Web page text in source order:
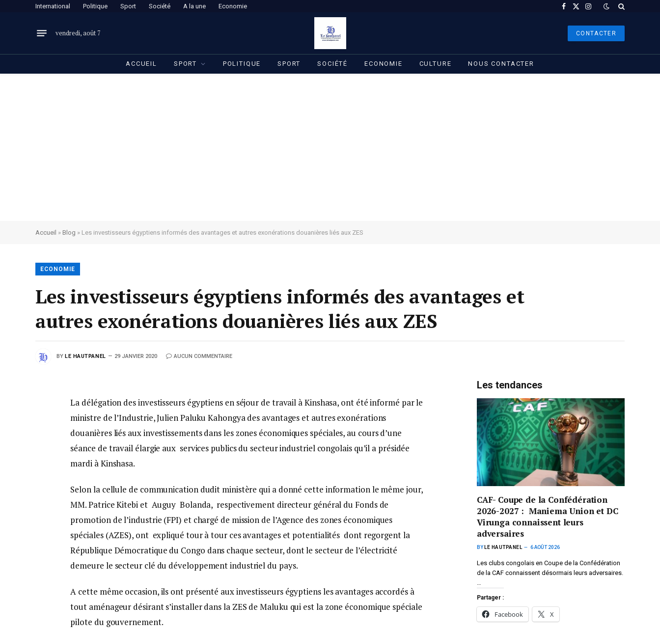
International Politique Sport Société A la une Economie Facebook
X
Instagram
vendredi, août 7 CONTACTER
ACCUEIL SPORT POLITIQUE SPORT SOCIÉTÉ ECONOMIE CULTURE NOUS CONTACTER
Accueil » Blog » Les investisseurs égyptiens informés des avantages et autres exonérations douanières liés aux ZES
ECONOMIE
Les investisseurs égyptiens informés des avantages et
autres exonérations douanières liés aux ZES
BY LE HAUTPANEL 29 JANVIER 2020 AUCUN COMMENTAIRE
La délégation des investisseurs égyptiens en séjour de travail à Kinshasa, ont été informé par le
ministre de l’Industrie, Julien Paluku Kahongya des avantages et autres exonérations
douanières liés aux investissements dans les zones économiques spéciales, au cours d’une
séance de travail élargie aux services publics du secteur industriel congolais qu’il a présidée
mardi à Kinshasa.
Selon la cellule de communication dudit ministère qui a donné cette information le même jour,
MM. Patrice Kitebi et Auguy Bolanda, respectivement directeur général du Fonds de
promotion de l’industrie (FPI) et chargé de mission de l’Agence des zones économiques
spéciales (AZES), ont expliqué tour à tour ces avantages et potentialités dont regorgent la
République Démocratique du Congo dans chaque secteur, dont le secteur de l’électricité
demeure le secteur clé du développement industriel du pays.
A cette même occasion, ils ont présenté aux investisseurs égyptiens les avantages accordés à
tout aménageur désirant s’installer dans la ZES de Maluku qui est la zone économique spéciale
pilote du gouvernement.
Les tendances
CAF- Coupe de la Confédération
2026-2027 : Maniema Union et DC
Virunga connaissent leurs
adversaires
BY LE HAUTPANEL 6 AOÛT 2026
Les clubs congolais en Coupe de la Confédération
de la CAF connaissent désormais leurs adversaires.
…
Partager :
Facebook X